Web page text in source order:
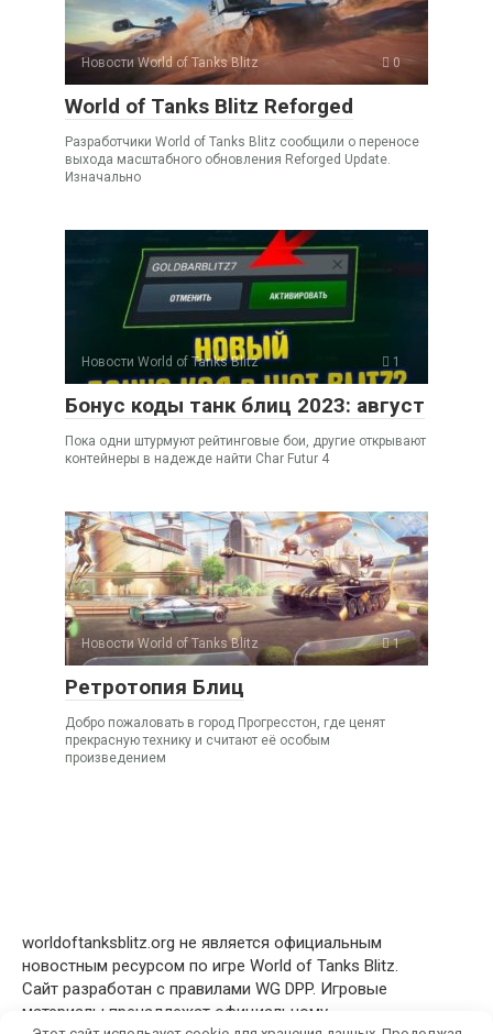
Новости World of Tanks Blitz 0
World of Tanks Blitz Reforged
Разработчики World of Tanks Blitz сообщили о переносе
выхода масштабного обновления Reforged Update.
Изначально
Новости World of Tanks Blitz 1
Бонус коды танк блиц 2023: август
Пока одни штурмуют рейтинговые бои, другие открывают
контейнеры в надежде найти Char Futur 4
Новости World of Tanks Blitz 1
Ретротопия Блиц
Добро пожаловать в город Прогресстон, где ценят
прекрасную технику и считают её особым
произведением
worldoftanksblitz.org не является официальным
новостным ресурсом по игре World of Tanks Blitz.
Сайт разработан с правилами WG DPP. Игровые
материалы пренадлежат официальному